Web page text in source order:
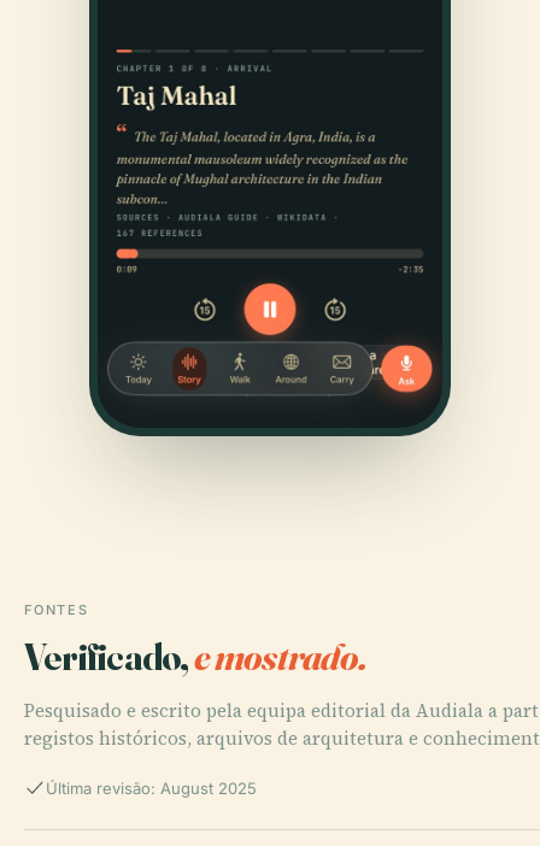
FONTES
Verificado,e mostrado.
Pesquisado e escrito pela equipa editorial da Audiala a
registos históricos, arquivos de arquitetura e
Última revisão: August 2025